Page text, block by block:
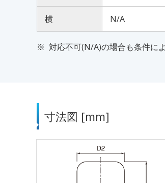
横 N/A
対応不可(N/A)の場合も条件に
寸法図 [mm]